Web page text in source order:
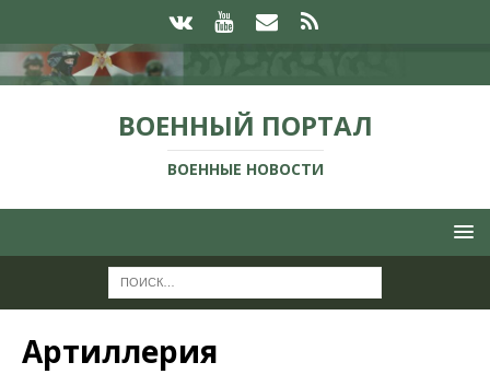
ВОЕННЫЙ ПОРТАЛ
ВОЕННЫЕ НОВОСТИ
Артиллерия